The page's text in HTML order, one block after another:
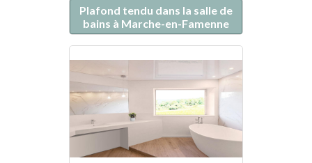
Plafond tendu dans la salle de
bains à Marche-en-Famenne